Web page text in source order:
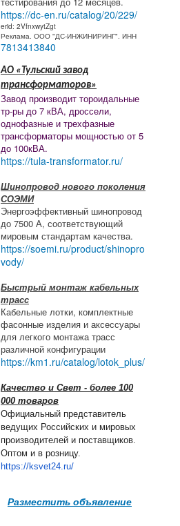
https://dc-en.ru/catalog/20/229/
erid: 2VfnxwytZgt
Реклама. ООО "ДС-ИНЖИНИРИНГ". ИНН
7813413840
АО «Тульский завод
трансформаторов»
Завод производит тороидальные
тр-ры до 7 кВА, дроссели,
однофазные и трехфазные
трансформаторы мощностью от 5
до 100кВА.
https://tula-transformator.ru/
Шинопровод нового поколения
СОЭМИ
Энергоэффективный шинопровод
до 7500 А, соответствующий
мировым стандартам качества.
https://soemi.ru/product/shinopro
vody/
Быстрый монтаж кабельных
трасс
Кабельные лотки, комплектные
фасонные изделия и аксессуары
для легкого монтажа трасс
различной конфигурации
https://km1.ru/catalog/lotok_plus/
Качество и Свет - более 100
000 товаров
Официальный представитель
ведущих Российских и мировых
производителей и поставщиков.
Оптом и в розницу.
https://ksvet24.ru/
Разместить объявление